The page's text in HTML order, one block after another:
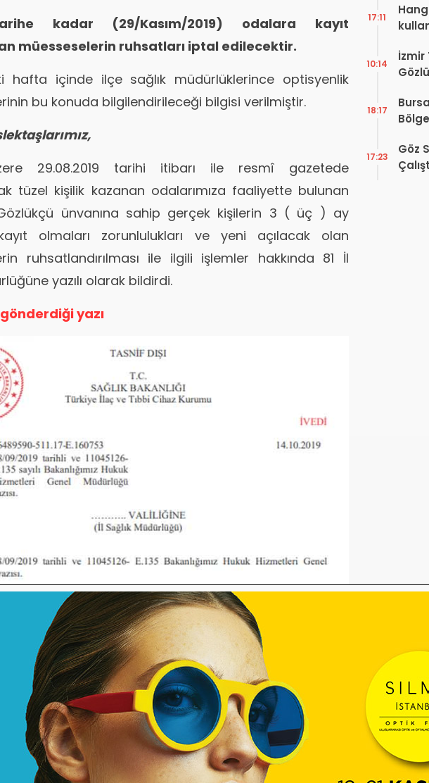
kadar (29/Kasım/2019) odalara kayıt
müesseselerin ruhsatları iptal edilecektir.
hafta içinde ilçe sağlık müdürlüklerince optisyenlik
bu konuda bilgilendirileceği bilgisi verilmiştir.
29.08.2019 tarihi itibarı ile resmî gazetede
tüzel kişilik kazanan odalarımıza faaliyette bulunan
ünvanına sahip gerçek kişilerin 3 ( üç ) ay
olmaları zorunlulukları ve yeni açılacak olan
ruhsatlandırılması ile ilgili işlemler hakkında 81 İl
yazılı olarak bildirdi.
gönderdiği yazı
17:11
İzmir
10:14
18:17
Göz
17:23